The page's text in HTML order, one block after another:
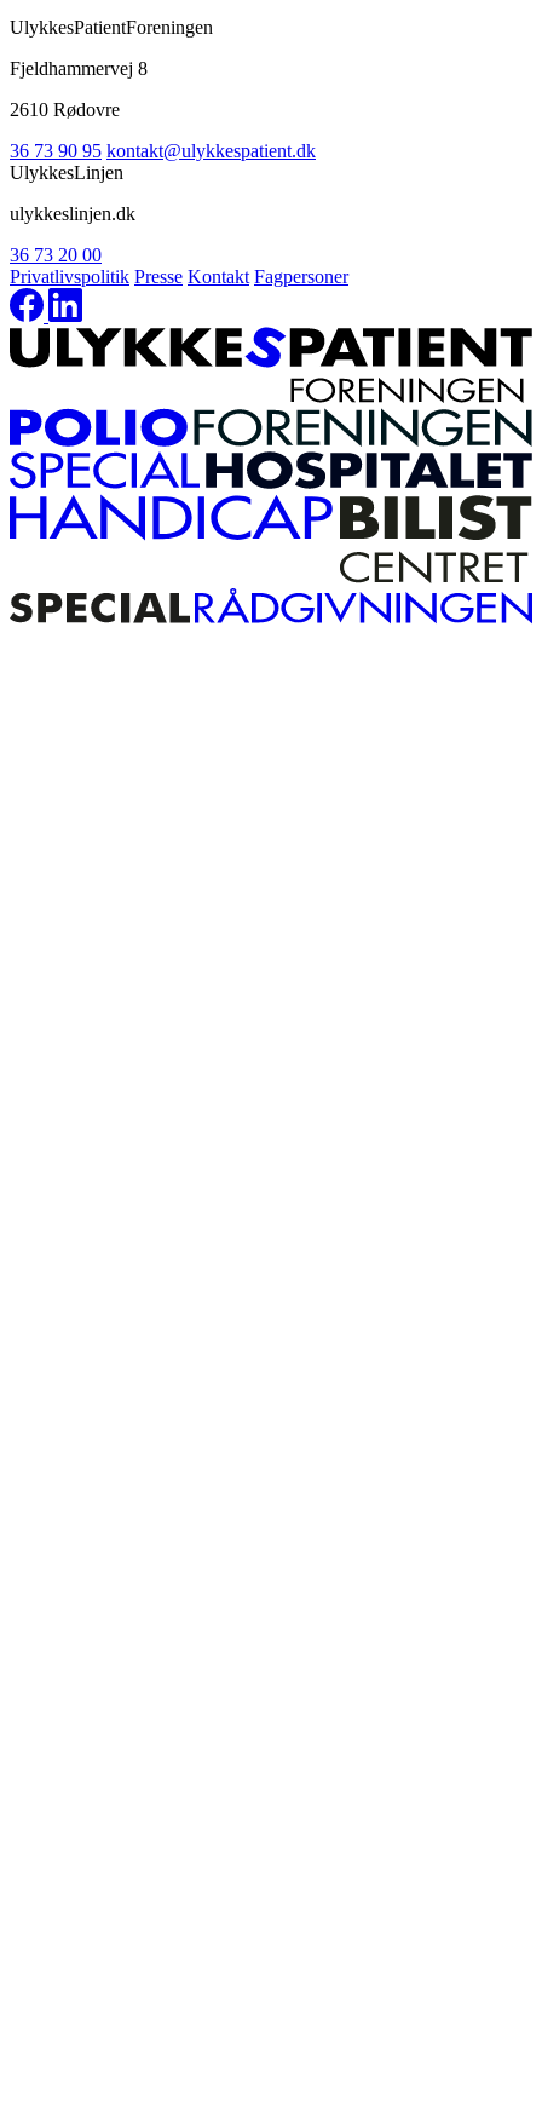
UlykkesPatientForeningen
Fjeldhammervej 8
2610 Rødovre
36 73 90 95 kontakt@ulykkespatient.dk
UlykkesLinjen
ulykkeslinjen.dk
36 73 20 00
Privatlivspolitik Presse Kontakt Fagpersoner